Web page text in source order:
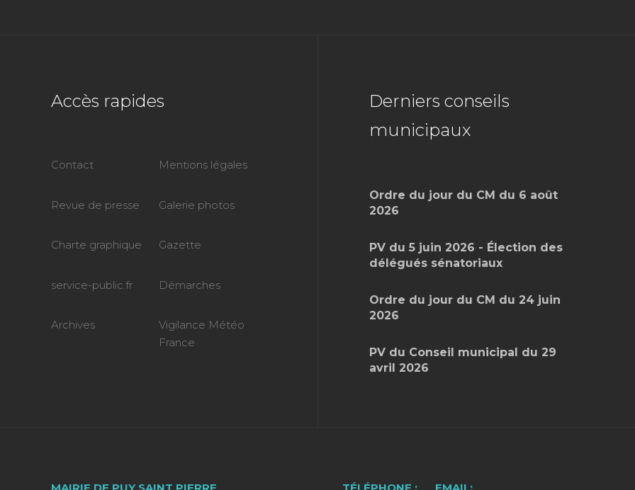
Accès rapides
Contact Mentions légales
Revue de presse Galerie photos
Charte graphique Gazette
service-public.fr Démarches
Archives
Vigilance Météo
France
Derniers conseils
municipaux
Ordre du jour du CM du 6 août
2026
PV du 5 juin 2026 - Élection des
délégués sénatoriaux
Ordre du jour du CM du 24 juin
2026
PV du Conseil municipal du 29
avril 2026